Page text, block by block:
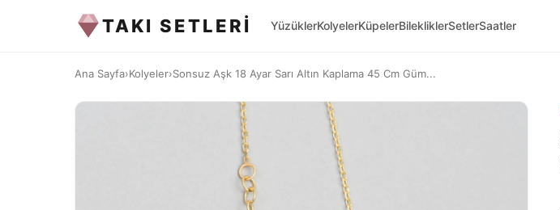
TAKI SETLERİ YüzüklerKolyelerKüpelerBilekliklerSetlerSaatler
Ana Sayfa›Kolyeler›Sonsuz Aşk 18 Ayar Sarı Altın Kaplama 45 Cm Güm...